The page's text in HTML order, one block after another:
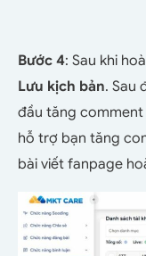
Bước 4: Sau khi
Lưu kịch bản. Sau
đầu tăng comment
hỗ trợ bạn tăng
bài viết fanpage